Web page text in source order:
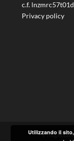
c.f.
Privacy policy
Utilizzando il